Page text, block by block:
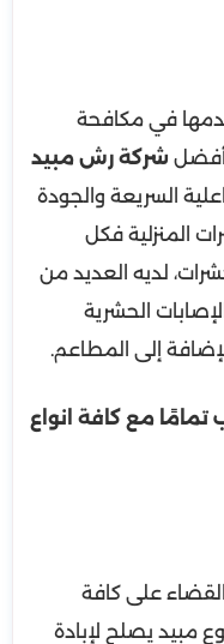
في مكافحة
أفضل شركة رش مبيد
السريعة والجودة
المنزلية فكل
لديه العديد من
الحشرية
إلى المطاعم.
مع كافة انواع
على كافة
مبيد يصلح لإبادة